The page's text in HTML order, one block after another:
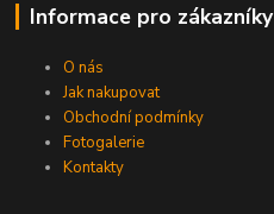
Informace pro zákazníky
O nás
Jak nakupovat
Obchodní podmínky
Fotogalerie
Kontakty